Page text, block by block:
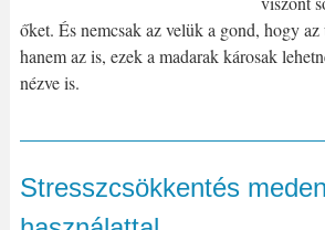
őket. És nemcsak az velük a gond, hogy
hanem az is, ezek a madarak károsak
nézve is.
Stresszcsökkentés